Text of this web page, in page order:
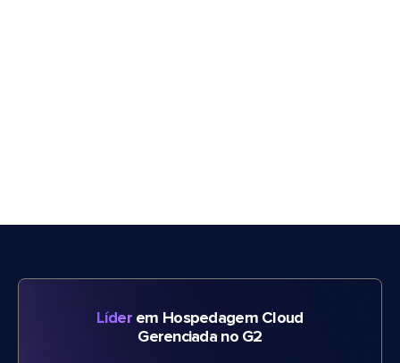
Líderem Hospedagem Cloud
Gerenciada no G2